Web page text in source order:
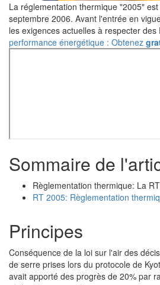
La réglementation thermique "2005"
septembre 2006. Avant l'entrée en
les exigences actuelles à respecter
performance énergétique : Obtenez
Sommaire de
Règlementation thermique: La RT
RT 2005: Règlementation
Principes
Conséquence de la loi sur l'air des
de serre prises lors du protocole de
avait apporté des progrès de 20% par